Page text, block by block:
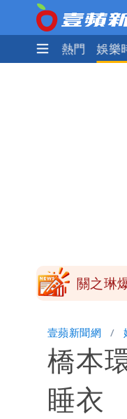
焦點 熱門 娛樂
關之琳
兆基風
明金成
壹蘋新聞網
橋本
睡衣